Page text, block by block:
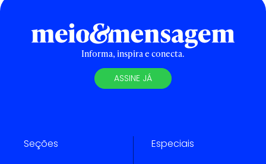
Informa, inspira e conecta.
ASSINE JÁ
Seções Especiais